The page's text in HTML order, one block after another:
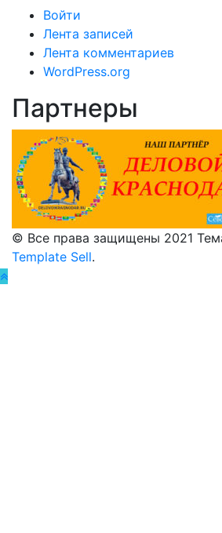
Войти
Лента записей
Лента комментариев
WordPress.org
Партнеры
© Все права защищены 2021
Template Sell.